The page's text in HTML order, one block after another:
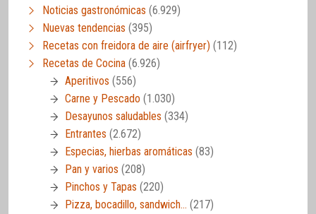
Noticias gastronómicas (6.929)
Nuevas tendencias (395)
Recetas con freidora de aire (airfryer) (112)
Recetas de Cocina (6.926)
Aperitivos (556)
Carne y Pescado (1.030)
Desayunos saludables (334)
Entrantes (2.672)
Especias, hierbas aromáticas (83)
Pan y varios (208)
Pinchos y Tapas (220)
Pizza, bocadillo, sandwich… (217)